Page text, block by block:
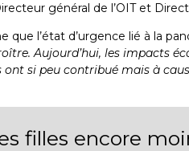
général de l’OIT et
l’état d’urgence lié à la
Aujourd’hui, les impacts
si peu contribué mais à
filles encore